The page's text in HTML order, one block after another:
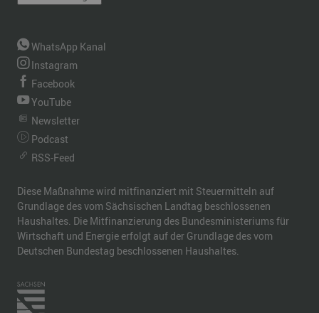
WhatsApp Kanal
Instagram
Facebook
YouTube
Newsletter
Podcast
RSS-Feed
Diese Maßnahme wird mitfinanziert mit Steuermitteln auf
Grundlage des vom Sächsischen Landtag beschlossenen
Haushaltes. Die Mitfinanzierung des Bundesministeriums für
Wirtschaft und Energie erfolgt auf der Grundlage des vom
Deutschen Bundestag beschlossenen Haushaltes.